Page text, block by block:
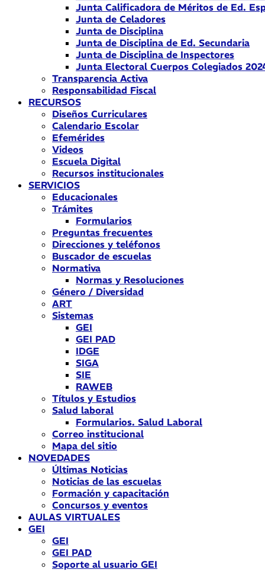
Junta Calificadora de Méritos de Ed.
Junta de Celadores
Junta de Disciplina
Junta de Disciplina de Ed. Secundaria
Junta de Disciplina de Inspectores
Junta Electoral Cuerpos Colegiados
Transparencia Activa
Responsabilidad Fiscal
RECURSOS
Diseños Curriculares
Calendario Escolar
Efemérides
Videos
Escuela Digital
Recursos institucionales
SERVICIOS
Educacionales
Trámites
Formularios
Preguntas frecuentes
Direcciones y teléfonos
Buscador de escuelas
Normativa
Normas y Resoluciones
Género / Diversidad
ART
Sistemas
GEI
GEI PAD
IDGE
SIGA
SIE
RAWEB
Títulos y Estudios
Salud laboral
Formularios. Salud Laboral
Correo institucional
Mapa del sitio
NOVEDADES
Últimas Noticias
Noticias de las escuelas
Formación y capacitación
Concursos y eventos
AULAS VIRTUALES
GEI
GEI
GEI PAD
Soporte al usuario GEI